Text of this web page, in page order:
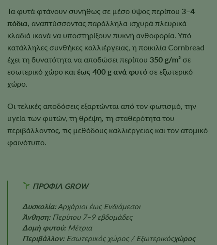
Τα φυτά φτάνουν συνήθως σε μέσο ύψος περίπου 3–4
πόδια, αναπτύσσοντας παράλληλα ισχυρά πλευρικά
κλαδιά ικανά να υποστηρίξουν πυκνή ανθοφορία. Υπό
κατάλληλες συνθήκες καλλιέργειας, η ποικιλία Cornbread
έχει τη δυνατότητα να αποδώσει περίπου 350 g/m² σε
εσωτερικό χώρο και έως 400 g ανά φυτό σε εξωτερικό
χώρο.
Οι τελικές αποδόσεις εξαρτώνται από τον φωτισμό, την
υγεία των φυτών, τη θρέψη, τη σταθερότητα του
περιβάλλοντος, τις μεθόδους καλλιέργειας και τον ατομικό
φαινότυπο.
ΠΡΟΦΙΛ GROW
Δυσκολία:Αρχάριοι έως Ενδιάμεσοι
Άνθηση:Περίπου 7–9 εβδομάδες
Δομή φυτού:Μέτρια
Περιβάλλον:Εσωτερικός χώρος / Εξωτερικόςχώρος